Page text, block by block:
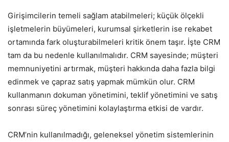
Girişimcilerin temeli sağlam atabilmeleri; küçük ölçekli
işletmelerin büyümeleri, kurumsal şirketlerin ise rekabet
ortamında fark oluşturabilmeleri kritik önem taşır. İşte CRM
tam da bu nedenle kullanılmalıdır. CRM sayesinde; müşteri
memnuniyetini artırmak, müşteri hakkında daha fazla bilgi
edinmek ve çapraz satış yapmak mümkün olur. CRM
kullanmanın dokuman yönetimini, teklif yönetimini ve satış
sonrası süreç yönetimini kolaylaştırma etkisi de vardır.
CRM’nin kullanılmadığı, geleneksel yönetim sistemlerinin